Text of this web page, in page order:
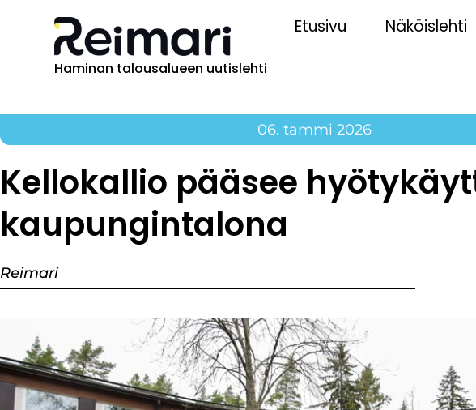
Haminan talousalueen uutislehti
Etusivu Näköislehti
06. tammi 2026
Kellokallio pääsee
kaupungintalona
Reimari